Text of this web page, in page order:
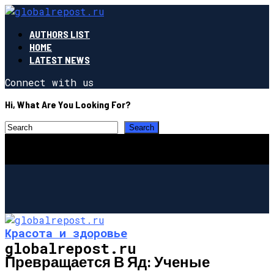
AUTHORS LIST
HOME
LATEST NEWS
Connect with us
Hi, What Are You Looking For?
globalrepost.ru
Красота и здоровье
Превращается В Яд: Ученые